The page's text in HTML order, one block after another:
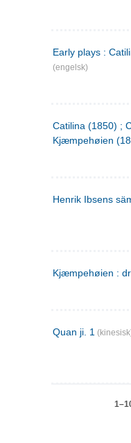
Early plays :
(engelsk)
Catilina (1850) ;
Kjæmpehøien
Henrik Ibsens
Kjæmpehøien :
Quan ji. 1